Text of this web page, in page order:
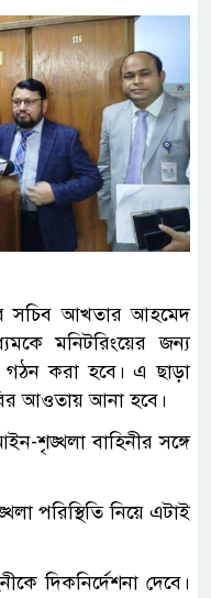
সচিব আখতার আহমেদ
মনিটরিংয়ের জন্য
গঠন করা হবে। এ ছাড়া
আওতায় আনা হবে।
শৃঙ্খলা বাহিনীর সঙ্গে
পরিস্থিতি নিয়ে এটাই
দিকনির্দেশনা দেবে।